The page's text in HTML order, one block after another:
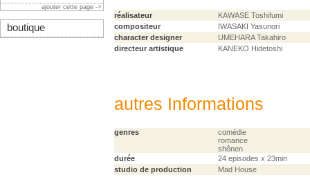
réalisateur
KAWASE Toshifumi
compositeur
IWASAKI Yasunori
character designer
UMEHARA Takahiro
directeur artistique
KANEKO Hidetoshi
autres Informations
genres
comédie
romance
shônen
durée
24 episodes x 23min
studio de production
Mad House
ajouter cette page ->
boutique